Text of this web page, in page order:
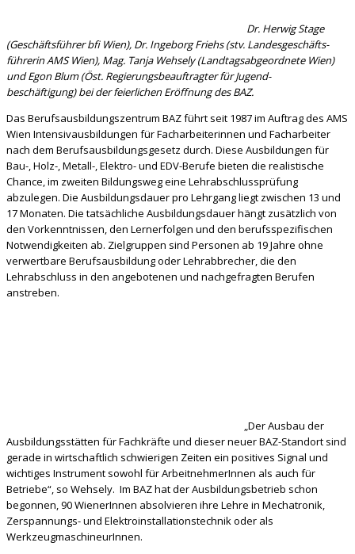
Dr. Herwig Stage
(Geschäftsführer bfi Wien), Dr. Ingeborg Friehs (stv. Landesgeschäfts-
führerin AMS Wien), Mag. Tanja Wehsely (Landtagsabgeordnete Wien)
und Egon Blum (Öst. Regierungsbeauftragter für Jugend-
beschäftigung) bei der feierlichen Eröffnung des BAZ.
Das Berufsausbildungszentrum BAZ führt seit 1987 im Auftrag des AMS
Wien Intensivausbildungen für Facharbeiterinnen und Facharbeiter
nach dem Berufsausbildungsgesetz durch. Diese Ausbildungen für
Bau-, Holz-, Metall-, Elektro- und EDV-Berufe bieten die realistische
Chance, im zweiten Bildungsweg eine Lehrabschlussprüfung
abzulegen. Die Ausbildungsdauer pro Lehrgang liegt zwischen 13 und
17 Monaten. Die tatsächliche Ausbildungsdauer hängt zusätzlich von
den Vorkenntnissen, den Lernerfolgen und den berufsspezifischen
Notwendigkeiten ab. Zielgruppen sind Personen ab 19 Jahre ohne
verwertbare Berufsausbildung oder Lehrabbrecher, die den
Lehrabschluss in den angebotenen und nachgefragten Berufen
anstreben.
„Der Ausbau der
Ausbildungsstätten für Fachkräfte und dieser neuer BAZ-Standort sind
gerade in wirtschaftlich schwierigen Zeiten ein positives Signal und
wichtiges Instrument sowohl für ArbeitnehmerInnen als auch für
Betriebe“, so Wehsely. Im BAZ hat der Ausbildungsbetrieb schon
begonnen, 90 WienerInnen absolvieren ihre Lehre in Mechatronik,
Zerspannungs- und Elektroinstallationstechnik oder als
WerkzeugmaschineurInnen.